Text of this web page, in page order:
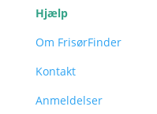
Hjælp
Om FrisørFinder
Kontakt
Anmeldelser